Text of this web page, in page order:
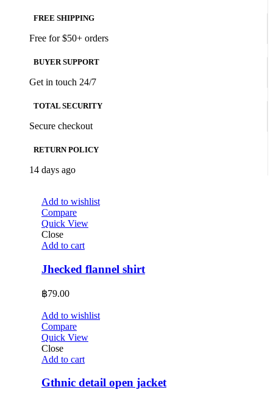
FREE SHIPPING
Free for $50+ orders
BUYER SUPPORT
Get in touch 24/7
TOTAL SECURITY
Secure checkout
RETURN POLICY
14 days ago
Add to wishlist
Compare
Quick View
Close
Add to cart
Jhecked flannel shirt
฿79.00
Add to wishlist
Compare
Quick View
Close
Add to cart
Gthnic detail open jacket